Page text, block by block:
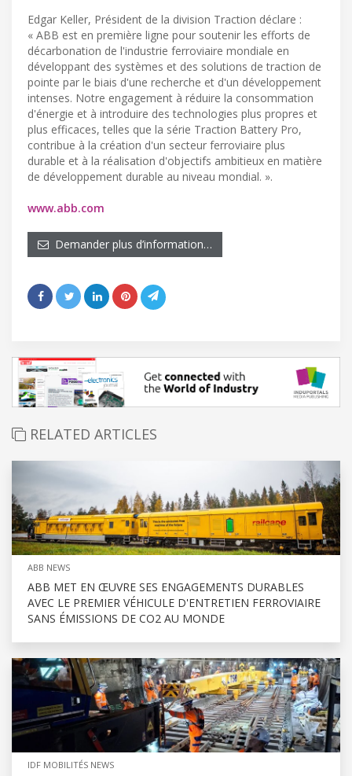
Edgar Keller, Président de la division Traction déclare :
« ABB est en première ligne pour soutenir les efforts de
décarbonation de l'industrie ferroviaire mondiale en
développant des systèmes et des solutions de traction de
pointe par le biais d'une recherche et d'un développement
intenses. Notre engagement à réduire la consommation
d'énergie et à introduire des technologies plus propres et
plus efficaces, telles que la série Traction Battery Pro,
contribue à la création d'un secteur ferroviaire plus
durable et à la réalisation d'objectifs ambitieux en matière
de développement durable au niveau mondial. ».
www.abb.com
Demander plus d’information…
RELATED ARTICLES
ABB NEWS
ABB MET EN ŒUVRE SES ENGAGEMENTS DURABLES
AVEC LE PREMIER VÉHICULE D'ENTRETIEN FERROVIAIRE
SANS ÉMISSIONS DE CO2 AU MONDE
IDF MOBILITÉS NEWS